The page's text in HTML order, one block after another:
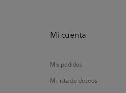
Mi cuenta
Mis pedidos
Mi lista de deseos